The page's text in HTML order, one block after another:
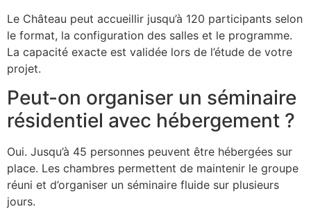
Le Château peut accueillir jusqu’à 120 participants selon
le format, la configuration des salles et le programme.
La capacité exacte est validée lors de l’étude de votre
projet.
Peut-on organiser un séminaire
résidentiel avec hébergement ?
Oui. Jusqu’à 45 personnes peuvent être hébergées sur
place. Les chambres permettent de maintenir le groupe
réuni et d’organiser un séminaire fluide sur plusieurs
jours.